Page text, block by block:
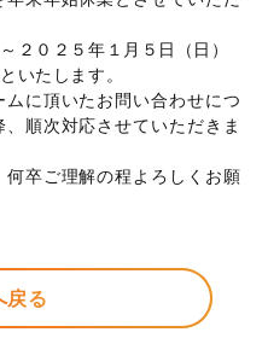
２０２５年１月５日（日）
いたします。
に頂いたお問い合わせにつ
順次対応させていただきま
卒ご理解の程よろしくお願
戻る